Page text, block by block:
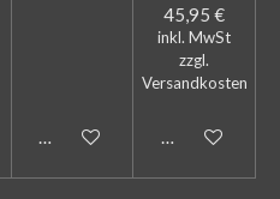
In den Warenkorb
45,95 €
inkl. MwSt
zzgl.
Versandkosten
In den